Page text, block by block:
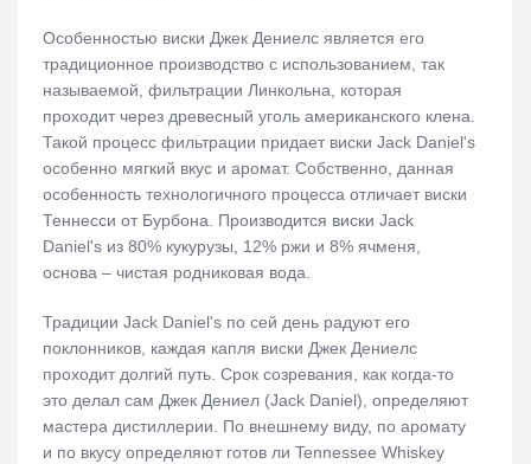
Особенностью виски Джек Дениелс является его
традиционное производство с использованием, так
называемой, фильтрации Линкольна, которая
проходит через древесный уголь американского клена.
Такой процесс фильтрации придает виски Jack Daniel's
особенно мягкий вкус и аромат. Собственно, данная
особенность технологичного процесса отличает виски
Теннесси от Бурбона. Производится виски Jack
Daniel's из 80% кукурузы, 12% ржи и 8% ячменя,
основа – чистая родниковая вода.
Традиции Jack Daniel's по сей день радуют его
поклонников, каждая капля виски Джек Дениелс
проходит долгий путь. Срок созревания, как когда-то
это делал сам Джек Дениел (Jack Daniel), определяют
мастера дистиллерии. По внешнему виду, по аромату
и по вкусу определяют готов ли Tennessee Whiskey